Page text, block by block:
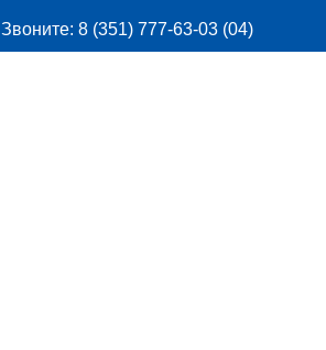
Звоните: 8 (351) 777-63-03 (04)